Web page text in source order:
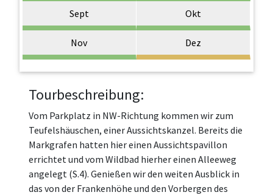
Sept Okt
Nov Dez
Tourbeschreibung:
Vom Parkplatz in NW-Richtung kommen wir zum
Teufelshäuschen, einer Aussichtskanzel. Bereits die
Markgrafen hatten hier einen Aussichtspavillon
errichtet und vom Wildbad hierher einen Alleeweg
angelegt (S.4). Genießen wir den weiten Ausblick in
das von der Frankenhöhe und den Vorbergen des